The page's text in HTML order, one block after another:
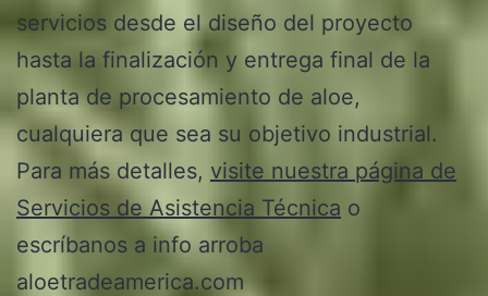
servicios desde el diseño del proyecto
hasta la finalización y entrega final de la
planta de procesamiento de aloe,
cualquiera que sea su objetivo industrial.
Para más detalles, visite nuestra página de
Servicios de Asistencia Técnica o
escríbanos a info arroba
aloetradeamerica.com